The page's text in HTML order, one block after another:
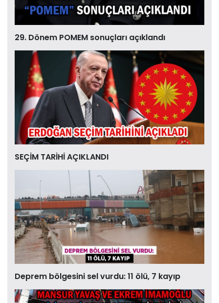
29. Dönem POMEM sonuçları açıklandı
SEÇİM TARİHİ AÇIKLANDI
Deprem bölgesini sel vurdu: 11 ölü, 7 kayıp